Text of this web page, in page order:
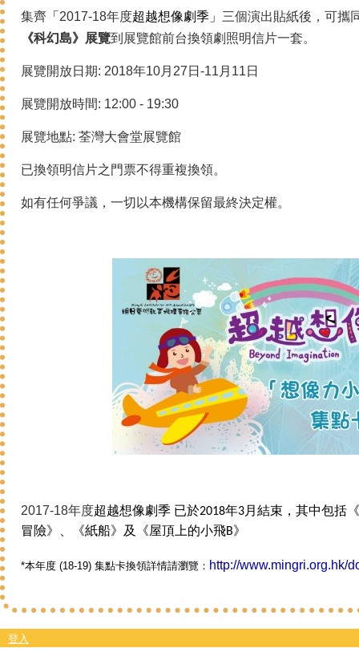
集齊 「 2017-18年度超越想像劇季」 三個演出貼紙後，可攜
《科幻島》展覽到展覽館前台換領劇照明信片一套。
展覽開放日期: 2018年10月27日-11月11日
展覽開放時間: 12:00 - 19:30
展覽地點: 荃灣大會堂展覽館
已換領明信片之門票不得重複換領。
如有任何爭議，一切以本機構保留最終決定權。
2017-18年度超越想像劇季 已於2018年3月結束，其中包括
冒險》、《紙船》及《屋頂上的小飛B》
*本年度 (18-19) 集點卡換領詳情請瀏覽： http://www.mingri.org.hk/
登入